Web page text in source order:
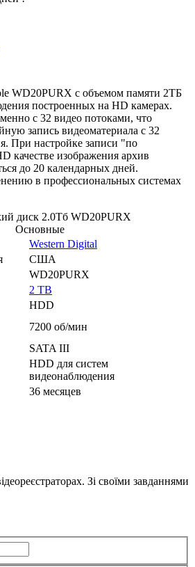
WD20PURX с объемом памяти 2ТБ
построенных на HD камерах.
с 32 видео потоками, что
запись видеоматериала с 32
При настройке записи "по
качестве изображения архив
до 20 календарных дней.
в профессиональных системах
диск 2.0Тб WD20PURX
Основные
Western Digital
США
WD20PURX
2 TB
HDD
7200 об/мин
SATA III
HDD для систем
видеонаблюдения
36 месяцев
Зі своїми завданнями